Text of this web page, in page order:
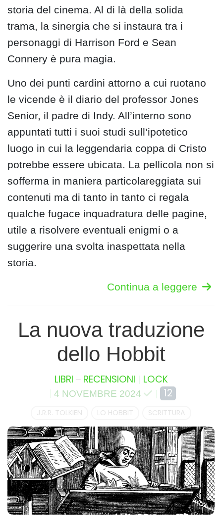
storia del cinema. Al di là della solida
trama, la sinergia che si instaura tra i
personaggi di Harrison Ford e Sean
Connery è pura magia.
Uno dei punti cardini attorno a cui ruotano
le vicende è il diario del professor Jones
Senior, il padre di Indy. All’interno sono
appuntati tutti i suoi studi sull’ipotetico
luogo in cui la leggendaria coppa di Cristo
potrebbe essere ubicata. La pellicola non si
sofferma in maniera particolareggiata sui
contenuti ma di tanto in tanto ci regala
qualche fugace inquadratura delle pagine,
utile a risolvere eventuali enigmi o a
suggerire una svolta inaspettata nella
storia.
Continua a leggere
La nuova traduzione
dello Hobbit
LIBRI – RECENSIONI LOCK
4 NOVEMBRE 2024 12
J.R.R. TOLKIEN LO HOBBIT SCRITTURA